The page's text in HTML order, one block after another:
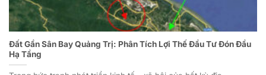
Đất Gần Sân Bay Quảng Trị: Phân Tích Lợi Thế Đầu Tư Đón Đầu
Hạ Tầng